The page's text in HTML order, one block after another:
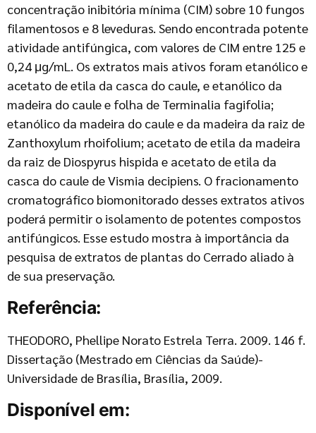
concentração inibitória mínima (CIM) sobre 10 fungos
filamentosos e 8 leveduras. Sendo encontrada potente
atividade antifúngica, com valores de CIM entre 125 e
0,24 μg/mL. Os extratos mais ativos foram etanólico e
acetato de etila da casca do caule, e etanólico da
madeira do caule e folha de Terminalia fagifolia;
etanólico da madeira do caule e da madeira da raiz de
Zanthoxylum rhoifolium; acetato de etila da madeira
da raiz de Diospyrus hispida e acetato de etila da
casca do caule de Vismia decipiens. O fracionamento
cromatográfico biomonitorado desses extratos ativos
poderá permitir o isolamento de potentes compostos
antifúngicos. Esse estudo mostra à importância da
pesquisa de extratos de plantas do Cerrado aliado à
de sua preservação.
Referência:
THEODORO, Phellipe Norato Estrela Terra. 2009. 146 f.
Dissertação (Mestrado em Ciências da Saúde)-
Universidade de Brasília, Brasília, 2009.
Disponível em: